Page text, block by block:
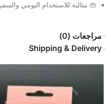
👜 مثالية للاستخدام اليومي والسفر
مراجعات (0)
Shipping & Delivery